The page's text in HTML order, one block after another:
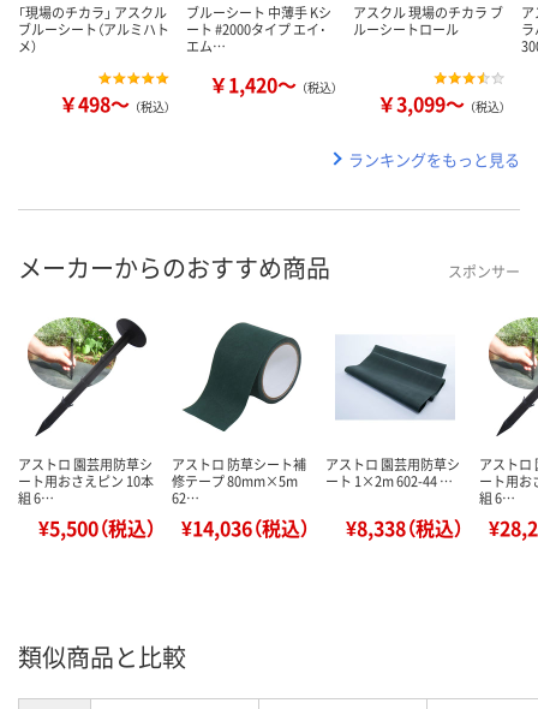
「現場のチカラ」 アスクル
ブルーシート（アルミハト
メ）
￥498～ （税込）
ブルーシート 中薄手 Kシ
ート #2000タイプ エイ･
エム…
￥1,420～ （税込）
アスクル 現場のチカラ ブ
ルーシートロール
￥3,099～ （税込）
ランキングをもっと見る
メーカーからのおすすめ商品 スポンサー
アストロ 園芸用防草シ
ート用おさえピン 10本
組 6…
¥5,500（税込）
アストロ 防草シート補
修テープ 80mm×5m
62…
¥14,036（税込）
アストロ 園芸用防草シ
ート 1×2m 602-44 …
¥8,338（税込）
アストロ
ート用お
組 6…
類似商品と比較